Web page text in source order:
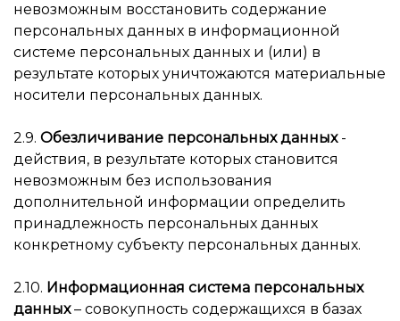
невозможным восстановить содержание
персональных данных в информационной
системе персональных данных и (или) в
результате которых уничтожаются материальные
носители персональных данных.
2.9. Обезличивание персональных данных-
действия, в результате которых становится
невозможным без использования
дополнительной информации определить
принадлежность персональных данных
конкретному субъекту персональных данных.
2.10. Информационная система персональных
данных– совокупность содержащихся в базах